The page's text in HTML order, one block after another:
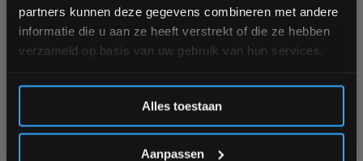
partners kunnen deze gegevens combineren met andere
informatie die u aan ze heeft verstrekt of die ze hebben
verzameld op basis van uw gebruik van hun services.
Alles toestaan
Aanpassen
NEDERLANDS DESIGN
aanbiedt tegen scherpe prijzen. Het assortiment van VirtuFit is
ontworpen door Nederlandse designers en worden uitvoerig
getest en geoptimaliseerd. Hierdoor voldoen de VirtuFit
producten onder andere aan de Europese kwaliteitseisen EN
957-1 en EN 957-5 voor fitnessapparatuur. Naast een uniek
Inschrijven
*Verzendkosten vallen buiten de korting